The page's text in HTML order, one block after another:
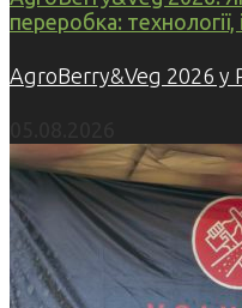
переробка: технології,
AgroBerry&Veg 2026 у